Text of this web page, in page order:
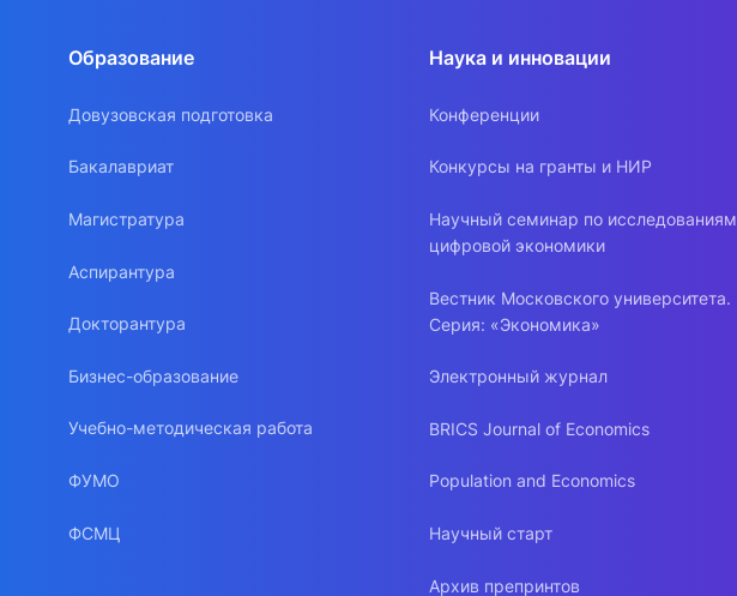
Образование
Довузовская подготовка
Бакалавриат
Магистратура
Аспирантура
Докторантура
Бизнес-образование
Учебно-методическая работа
ФУМО
ФСМЦ
Наука и инновации
Конференции
Конкурсы на гранты и НИР
Научный семинар по исследованиям
цифровой экономики
Вестник Московского университета.
Серия: «Экономика»
Электронный журнал
BRICS Journal of Economics
Population and Economics
Научный старт
Архив препринтов